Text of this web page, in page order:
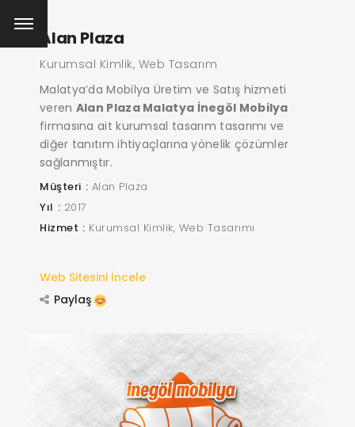
Alan Plaza
Kurumsal Kimlik, Web Tasarım
Malatya’da Mobilya Üretim ve Satış hizmeti
veren Alan Plaza Malatya İnegöl Mobilya
firmasına ait kurumsal tasarım tasarımı ve
diğer tanıtım ihtiyaçlarına yönelik çözümler
sağlanmıştır.
Müşteri
Alan Plaza
Yıl
2017
Hizmet
Kurumsal Kimlik Web Tasarımı
Web Sitesini İncele
Paylaş